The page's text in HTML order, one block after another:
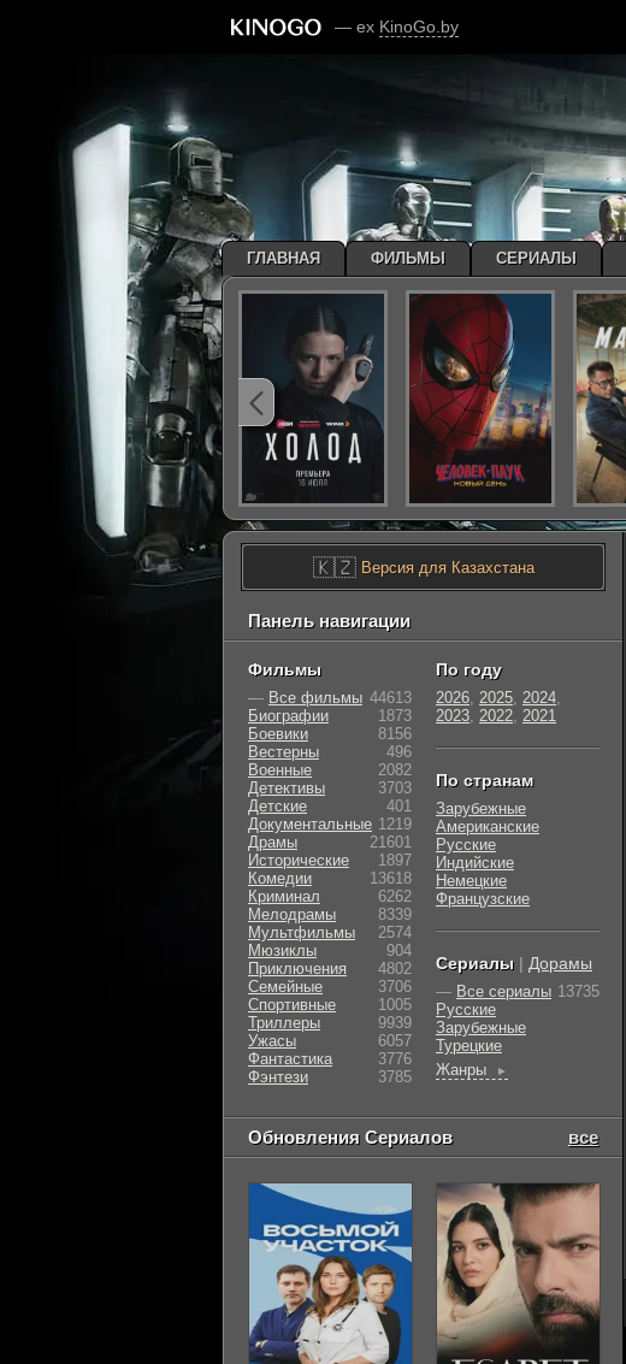
— ex KinoGo.by
🇰🇿Версия для Казахстана
Панель навигации
Фильмы
— Все фильмы 44613
Биографии
1873
Боевики
8156
Вестерны
496
Военные
2082
Детективы
3703
Детские
401
Документальные 1219
Драмы
21601
Исторические
1897
Комедии
13618
Криминал
6262
Мелодрамы
8339
Мультфильмы
2574
Мюзиклы
904
Приключения
4802
Семейные
3706
Cпортивные
1005
Триллеры
9939
Ужасы
6057
Фантастика
3776
Фэнтези
3785
По году
2026, 2025, 2024,
2023, 2022, 2021
По странам
Зарубежные
Американские
Русские
Индийские
Немецкие
Французские
Сериалы | Дорамы
— Все сериалы 13735
Русские
Зарубежные
Турецкие
Жанры
►
Обновления Сериалов все
ГЛАВНАЯ ФИЛЬМЫ СЕРИАЛЫ